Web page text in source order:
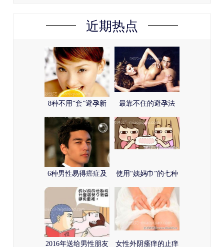
近期热点
8种不用“套”避孕新
最靠不住的避孕法
6种男性易得癌症及
使用“姨妈巾”的七种
2016年送给男性朋友
女性外阴瘙痒的止痒